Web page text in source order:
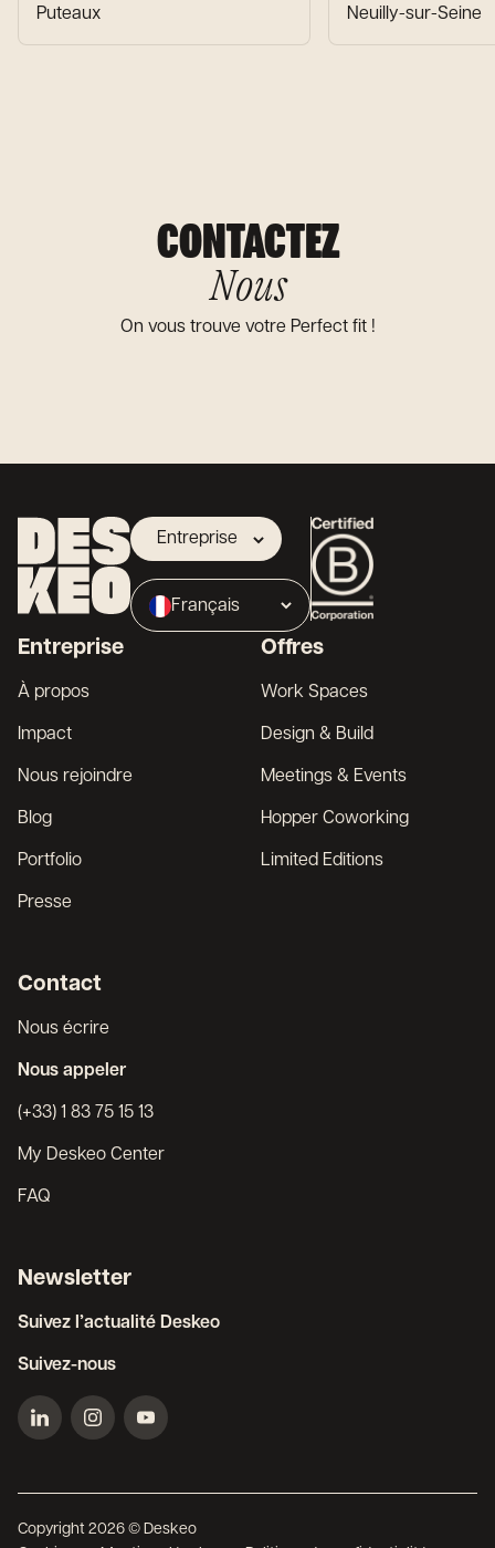
Puteaux
Neuilly-sur-Seine
CONTACTEZ
Nous
On vous trouve votre Perfect fit !
Entreprise
Propriétaire
Broker
Français
Entreprise
À propos
Impact
Nous rejoindre
Blog
Portfolio
Presse
Offres
Work Spaces
Design & Build
Meetings & Events
Hopper Coworking
Limited Editions
Contact
Nous écrire
Nous appeler
(+33) 1 83 75 15 13
My Deskeo Center
FAQ
Newsletter
Suivez l’actualité Deskeo
Suivez-nous
Copyright 2026 © Deskeo